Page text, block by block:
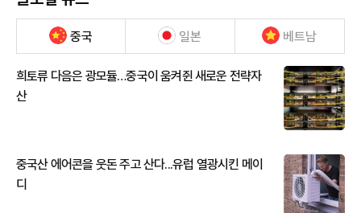
중국 일본 베트남
희토류 다음은 광모듈…중국이 움켜쥔 새로운 전략자
산
중국산 에어콘을 웃돈 주고 산다...유럽 열광시킨 메이
디